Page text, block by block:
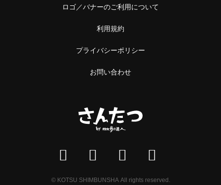
ロゴ／バナーのご利用について
利用規約
プライバシーポリシー
お問い合わせ
© KOTSU SHIMBUNSHA All rights reserved.